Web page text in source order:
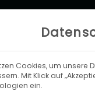
LEISTUNGEN
Cookies, um unsere
Mit Klick auf
ein.